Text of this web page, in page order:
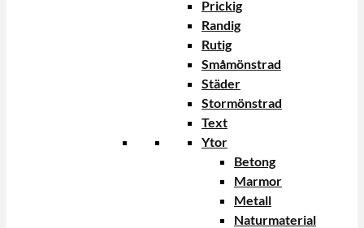
Prickig
Randig
Rutig
Småmönstrad
Städer
Stormönstrad
Text
Ytor
Betong
Marmor
Metall
Naturmaterial